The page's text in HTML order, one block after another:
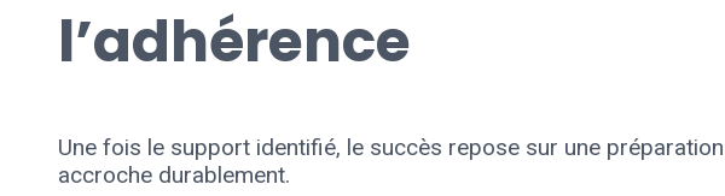
l’adhérence
Une fois le support identifié, le succès repose sur une
accroche durablement.